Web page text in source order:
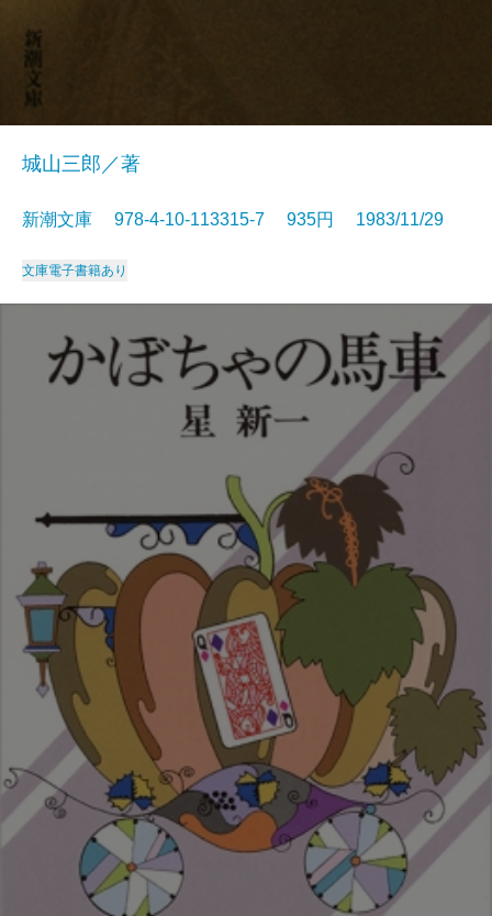
城山三郎／著
新潮文庫 978-4-10-113315-7 935円 1983/11/29
文庫電子書籍あり